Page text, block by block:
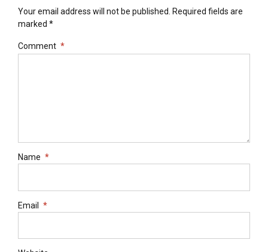
Your email address will not be published. Required fields are
marked *
Comment *
Name *
Email *